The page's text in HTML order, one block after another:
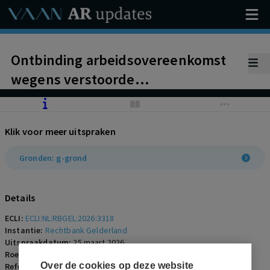
Over de cookies op deze website
Ontbinding arbeidsovereenkomst
wegens verstoorde
arbeidsverhouding.
Klik voor meer uitspraken
Gronden: g-grond
Details
ECLI: ECLI:NL:RBGEL:2026:3318
Instantie: Rechtbank Gelderland
Uitspraakdatum:25 maart 2026
Roepnaam:
Referentienummer:AR-2026-0726